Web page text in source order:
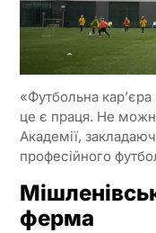
«Футбольна
це є праця. Не
Академії,
професійного
ферма